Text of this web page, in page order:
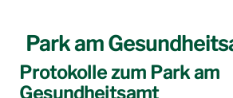
Park am
Protokolle zum Park am